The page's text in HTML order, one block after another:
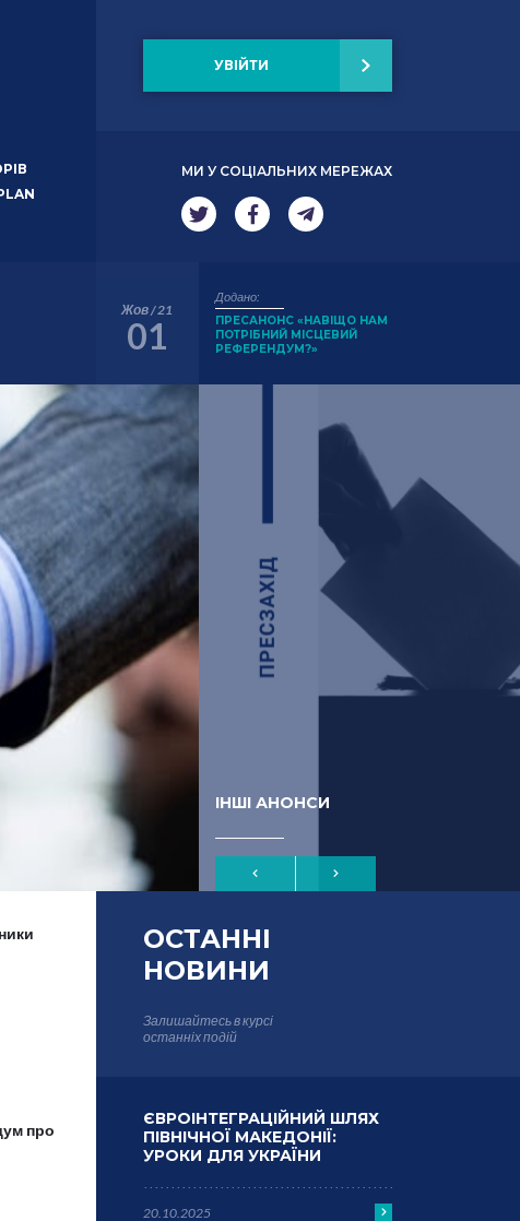
УВІЙТИ
МИ У СОЦІАЛЬНИХ МЕРЕЖАХ
Жов / 21
01
Додано:
ПРЕСАНОНС «НАВІЩО НАМ
ПОТРІБНИЙ МІСЦЕВИЙ
РЕФЕРЕНДУМ?»
ІНШІ АНОНСИ
про
ОСТАННІ
НОВИНИ
Залишайтесь в курсі
останніх подій
ЄВРОІНТЕГРАЦІЙНИЙ ШЛЯХ
ПІВНІЧНОЇ МАКЕДОНІЇ:
УРОКИ ДЛЯ УКРАЇНИ
20.10.2025